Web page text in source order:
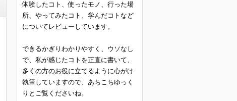
体験したコト、使ったモノ、行った場
所、やってみたコト、学んだコトなど
についてレビューしています。
できるかぎりわかりやすく、ウソなし
で、私が感じたコトを正直に書いて、
多くの方のお役に立てるように心がけ
執筆していますので、あちこちゆっく
りとご覧くださいね。